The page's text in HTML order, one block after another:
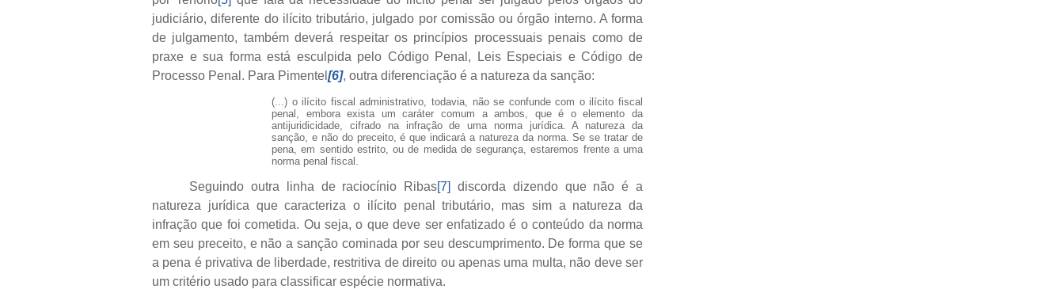
judiciário, diferente do ilícito tributário, julgado por comissão ou órgão interno. A forma
de julgamento, também deverá respeitar os princípios processuais penais como de
praxe e sua forma está esculpida pelo Código Penal, Leis Especiais e Código de
Processo Penal. Para Pimentel [6], outra diferenciação é a natureza da sanção:
(...) o ilícito fiscal administrativo, todavia, não se confunde com o ilícito fiscal
penal, embora exista um caráter comum a ambos, que é o elemento da
antijuridicidade, cifrado na infração de uma norma jurídica. A natureza da
sanção, e não do preceito, é que indicará a natureza da norma. Se se tratar de
pena, em sentido estrito, ou de medida de segurança, estaremos frente a uma
norma penal fiscal.
Seguindo outra linha de raciocínio Ribas[7]
discorda dizendo que não é a
natureza jurídica que caracteriza o ilícito penal tributário, mas sim a natureza da
infração que foi cometida. Ou seja, o que deve ser enfatizado é o conteúdo da norma
em seu preceito, e não a sanção cominada por seu descumprimento. De forma que se
a pena é privativa de liberdade, restritiva de direito ou apenas uma multa, não deve ser
um critério usado para classificar espécie normativa.